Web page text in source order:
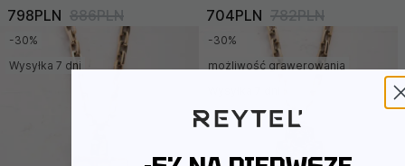
798PLN 886PLN
704PLN 782PLN
-30%
Wysyłka 7 dni
-30%
możliwość grawerowania